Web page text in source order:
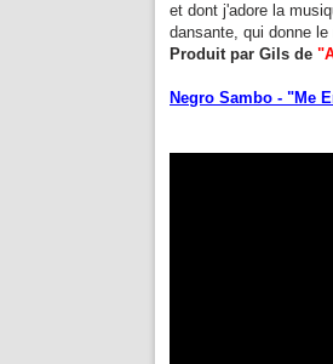
et dont j'adore la
dansante, qui donne le
Produit par Gils de
Negro Sambo - "Me